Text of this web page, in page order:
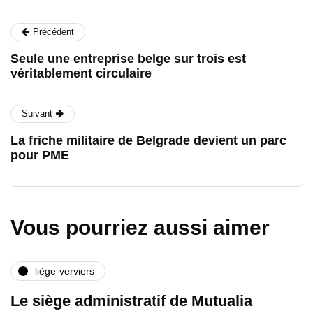
Précédent
Seule une entreprise belge sur trois est
véritablement circulaire
Suivant
La friche militaire de Belgrade devient un parc
pour PME
Vous pourriez aussi aimer
liège-verviers
Le siège administratif de Mutualia